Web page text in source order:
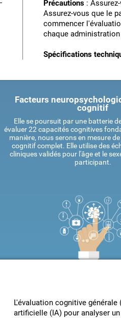
Précautions :
Assurez-vous que le
commencer
chaque
Spécifications
Facteurs
cognitif
Elle se poursuit par une batterie
évaluer 22 capacités cognitives
manière, nous serons en mesure
cognitif complet. Elle utilise des
cliniques validés pour l'âge et le
participant.
L'évaluation cognitive
artificielle (IA) pour analyser